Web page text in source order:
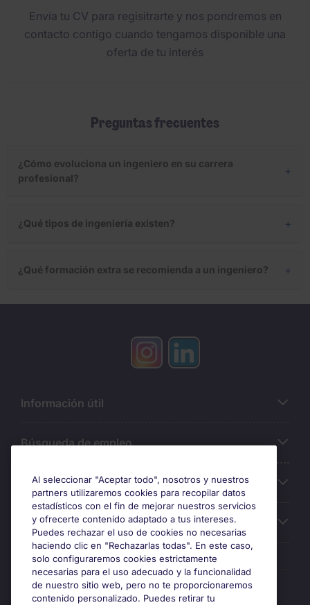
Envía tu CV para regisitrarte y nos pondremos en
contacto contigo cuando tengamos disponible una
oferta de tu interés
Preguntas frecuentes
¿Cómo evoluciona un ingeniero en su carrera
profesional?
+
¿Qué tipos de ingeniería existen? +
¿Qué formación extra se recomienda a un ingeniero? +
Información útil
Búsqueda de empleo
Oficinas
Sobre Michael Page
Premios y certificaciones
Al seleccionar "Aceptar todo", nosotros y nuestros
partners utilizaremos cookies para recopilar datos
estadísticos con el fin de mejorar nuestros servicios
y ofrecerte contenido adaptado a tus intereses.
Puedes rechazar el uso de cookies no necesarias
haciendo clic en "Rechazarlas todas". En este caso,
solo configuraremos cookies estrictamente
necesarias para el uso adecuado y la funcionalidad
de nuestro sitio web, pero no te proporcionaremos
contenido personalizado. Puedes retirar tu